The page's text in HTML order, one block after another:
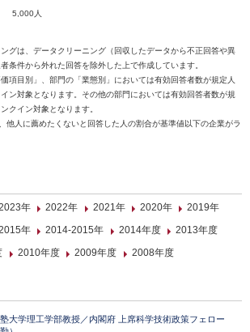
5,000人
グは、データクリーニング（回収したデータから不正回答や異
条件から外れた回答を除外した上で作成しています。
項目別」、部門の「業態別」においては有効回答者数が規定人
ン対象となります。その他の部門においては有効回答者数が規
クイン対象となります。
人に薦めたくないと回答した人の割合が基準値以下の企業がラ
年 2022年 2021年 2020年
2019年
年 2014-2015年 2014年度
2013年度
2010年度 2009年度 2008年度
大学理工学部教授／内閣府 上席科学技術政策フェロー